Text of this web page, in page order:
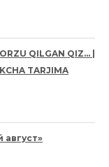
QILGAN QIZ… |
TARJIMA